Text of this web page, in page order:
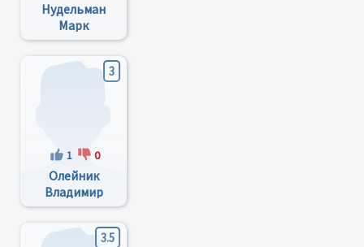
Нудельман
Марк
Адольфович
3
1 0
Олейник
Владимир
Николаевич
3.5